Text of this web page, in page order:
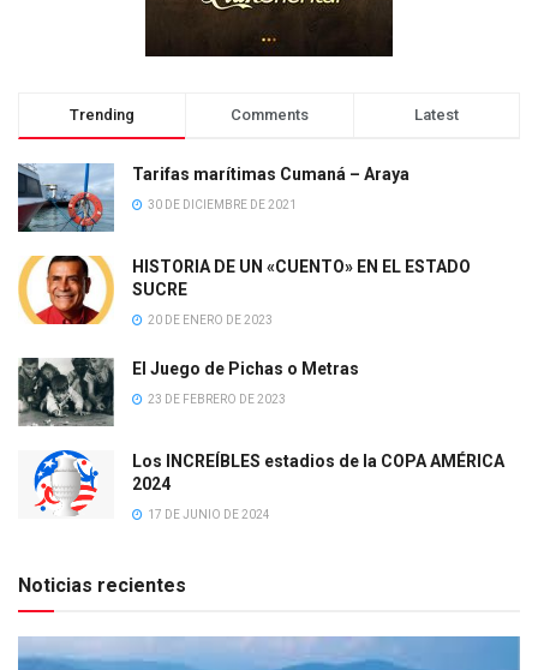
Trending Comments Latest
Tarifas marítimas Cumaná – Araya
30 DE DICIEMBRE DE 2021
HISTORIA DE UN «CUENTO» EN EL ESTADO
SUCRE
20 DE ENERO DE 2023
El Juego de Pichas o Metras
23 DE FEBRERO DE 2023
Los INCREÍBLES estadios de la COPA AMÉRICA
2024
17 DE JUNIO DE 2024
Noticias recientes